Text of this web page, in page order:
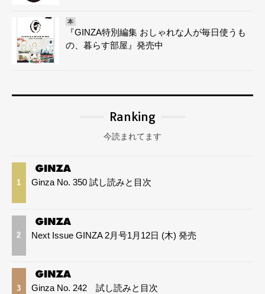
本
『GINZA特別編集 おしゃれな人が毎日使うも
の、暮らす部屋』発売中
Ranking
今読まれてます
1 Ginza No. 350 試し読みと目次
2 Next Issue GINZA 2月号1月12日 (木) 発売
3 Ginza No. 242 試し読みと目次